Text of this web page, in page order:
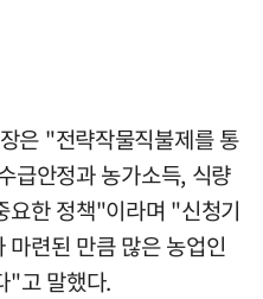
은 "전략작물직불제를 통
급안정과 농가소득, 식량
요한 정책"이라며 "신청기
련된 만큼 많은 농업인
"고 말했다.